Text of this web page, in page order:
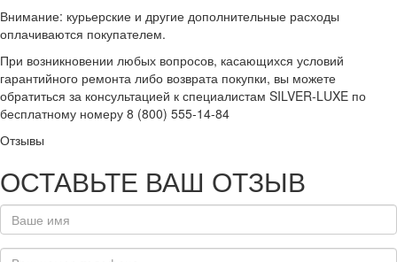
Внимание: курьерские и другие дополнительные расходы
оплачиваются покупателем.
При возникновении любых вопросов, касающихся условий
гарантийного ремонта либо возврата покупки, вы можете
обратиться за консультацией к специалистам SILVER-LUXE по
бесплатному номеру 8 (800) 555-14-84
Отзывы
ОСТАВЬТЕ ВАШ ОТЗЫВ